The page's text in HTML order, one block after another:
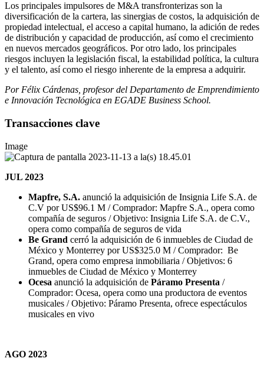
Los principales impulsores de M&A transfronterizas son la
diversificación de la cartera, las sinergias de costos, la adquisición de
propiedad intelectual, el acceso a capital humano, la adición de redes
de distribución y capacidad de producción, así como el crecimiento
en nuevos mercados geográficos. Por otro lado, los principales
riesgos incluyen la legislación fiscal, la estabilidad política, la cultura
y el talento, así como el riesgo inherente de la empresa a adquirir.
Por Félix Cárdenas, profesor del Departamento de Emprendimiento
e Innovación Tecnológica en EGADE Business School.
Transacciones clave
Image
JUL 2023
Mapfre, S.A. anunció la adquisición de Insignia Life S.A. de
C.V por US$96.1 M / Comprador: Mapfre S.A., opera como
compañía de seguros / Objetivo: Insignia Life S.A. de C.V.,
opera como compañía de seguros de vida
Be Grand cerró la adquisición de 6 inmuebles de Ciudad de
México y Monterrey por US$325.0 M / Comprador: Be
Grand, opera como empresa inmobiliaria / Objetivos: 6
inmuebles de Ciudad de México y Monterrey
Ocesa anunció la adquisición de Páramo Presenta /
Comprador: Ocesa, opera como una productora de eventos
musicales / Objetivo: Páramo Presenta, ofrece espectáculos
musicales en vivo
AGO 2023